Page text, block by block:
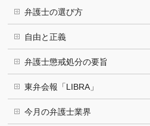
弁護士の選び方
自由と正義
弁護士懲戒処分の要旨
東弁会報「LIBRA」
今月の弁護士業界